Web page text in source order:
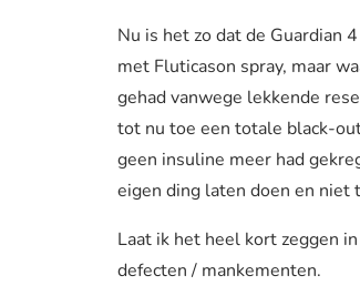
Nu is het zo dat de Guardian
met Fluticason spray, maar
gehad vanwege lekkende
tot nu toe een totale black-
geen insuline meer had
eigen ding laten doen en niet
Laat ik het heel kort zeggen
defecten / mankementen.